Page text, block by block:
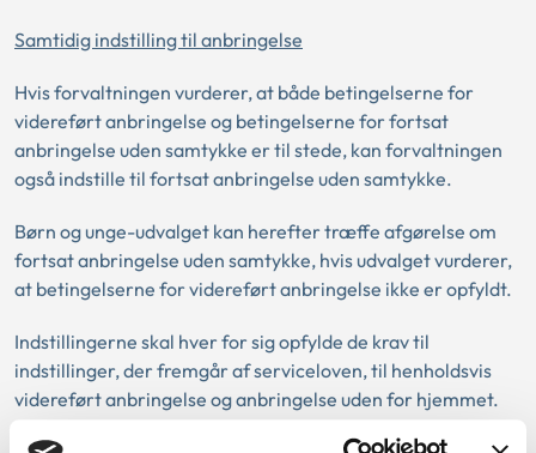
Samtidig indstilling til anbringelse
Hvis forvaltningen vurderer, at både betingelserne for
videreført anbringelse og betingelserne for fortsat
anbringelse uden samtykke er til stede, kan forvaltningen
også indstille til fortsat anbringelse uden samtykke.
Børn og unge-udvalget kan herefter træffe afgørelse om
fortsat anbringelse uden samtykke, hvis udvalget vurderer,
at betingelserne for videreført anbringelse ikke er opfyldt.
Indstillingerne skal hver for sig opfylde de krav til
indstillinger, der fremgår af serviceloven, til henholdsvis
videreført anbringelse og anbringelse uden for hjemmet.